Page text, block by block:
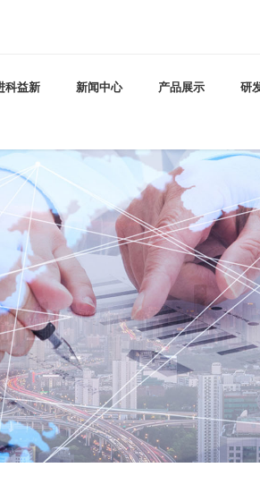
科益新 新闻中心 产品展示 研